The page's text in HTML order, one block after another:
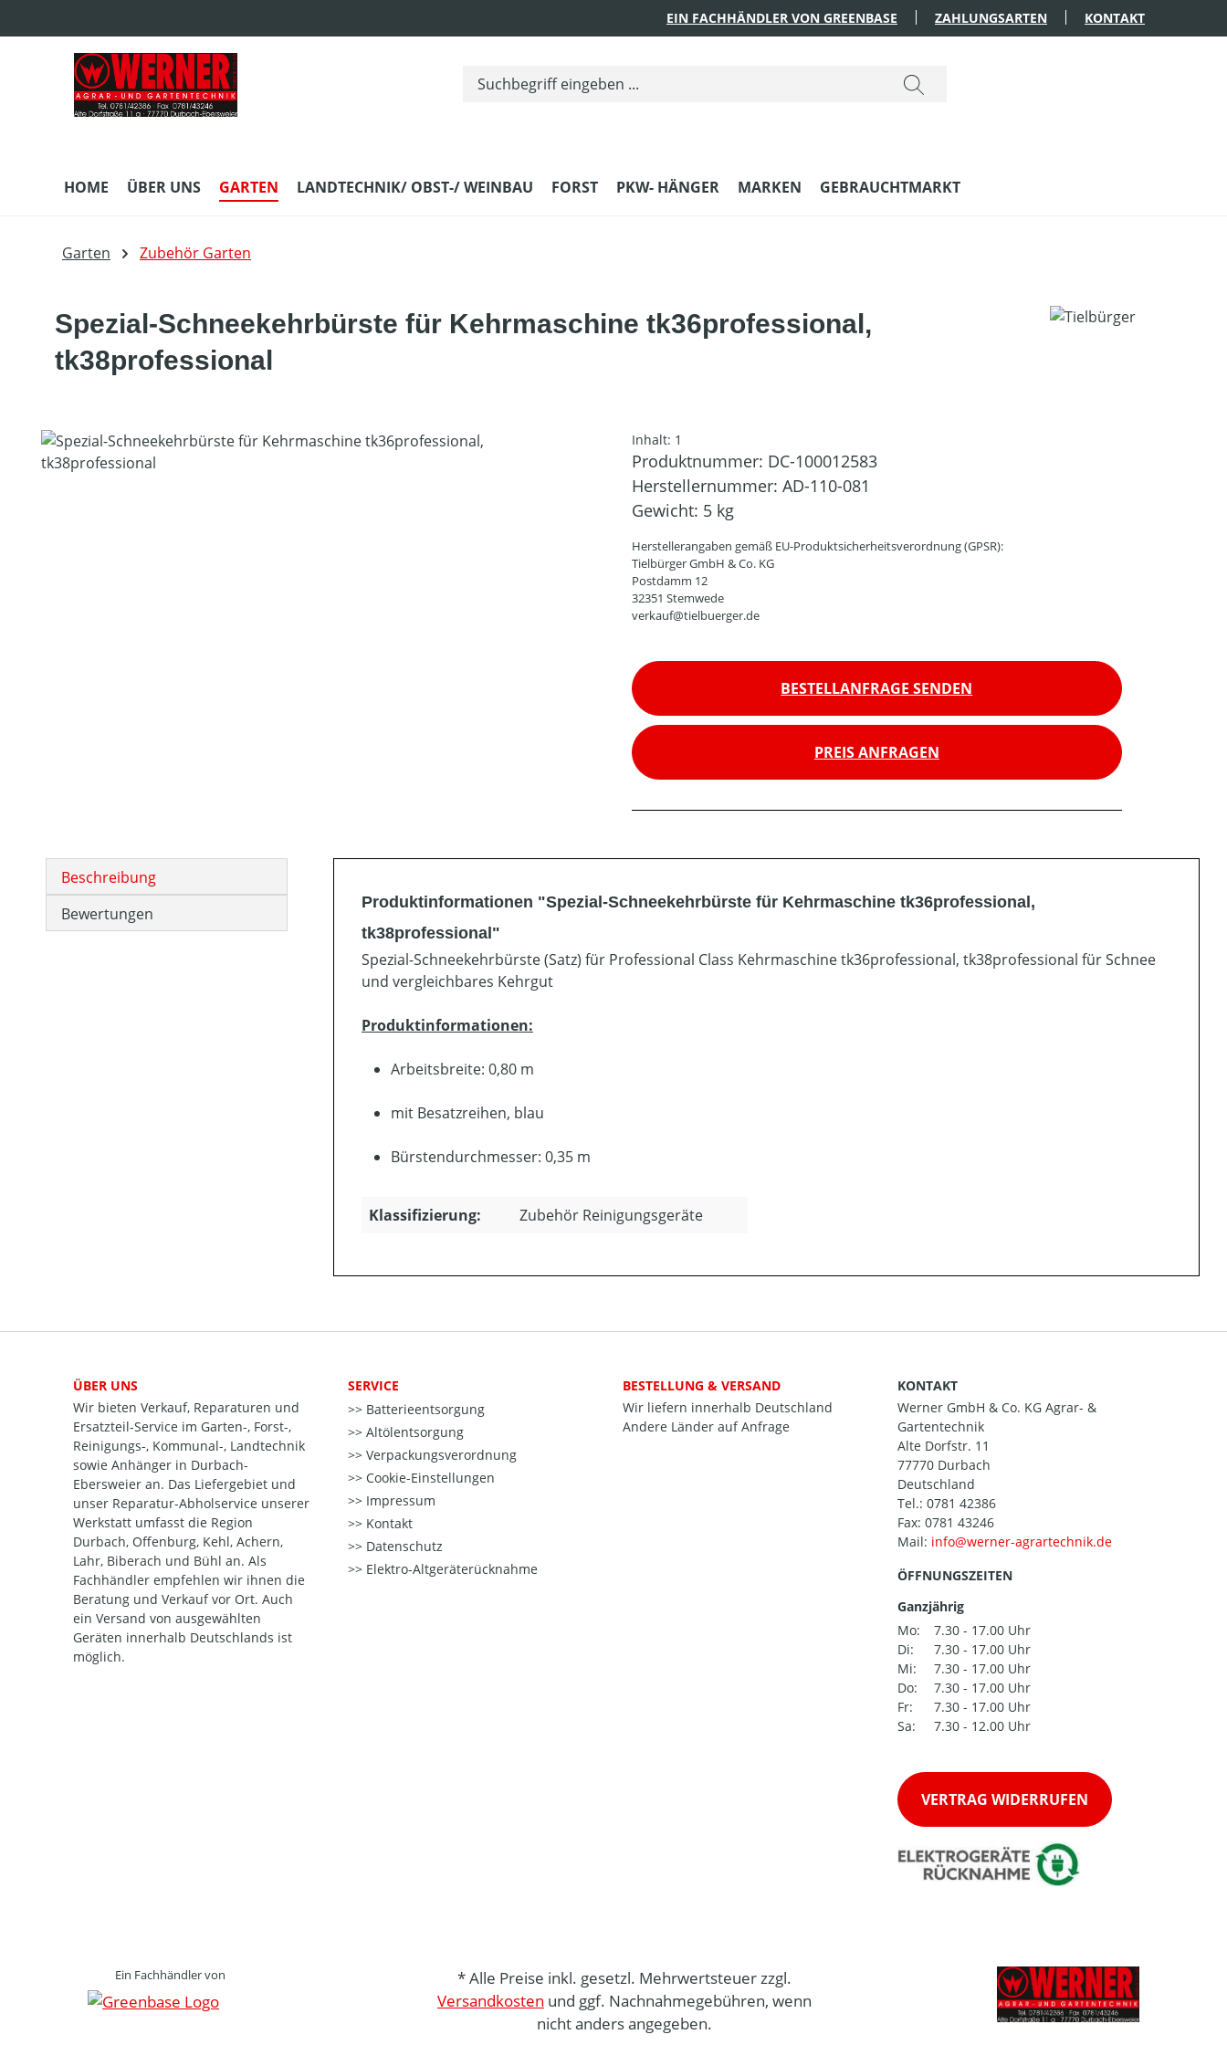
EIN FACHHÄNDLER VON GREENBASE ZAHLUNGSARTEN KONTAKT
HOME ÜBER UNS GARTEN LANDTECHNIK/ OBST-/ WEINBAU FORST PKW- HÄNGER MARKEN GEBRAUCHTMARKT
Garten Zubehör Garten
Spezial-Schneekehrbürste für Kehrmaschine tk36professional,
tk38professional
Bildergalerie überspringen Inhalt: 1
Produktnummer: DC-100012583
Herstellernummer: AD-110-081
Gewicht: 5 kg
Herstellerangaben gemäß EU-Produktsicherheitsverordnung (GPSR):
Tielbürger GmbH & Co. KG
Postdamm 12
32351 Stemwede
verkauf@tielbuerger.de
BESTELLANFRAGE SENDEN
PREIS ANFRAGEN
Beschreibung
Bewertungen
Produktinformationen "Spezial-Schneekehrbürste für Kehrmaschine tk36professional,
tk38professional"
Spezial-Schneekehrbürste (Satz) für Professional Class Kehrmaschine tk36professional, tk38professional für Schnee
und vergleichbares Kehrgut
Produktinformationen:
Arbeitsbreite: 0,80 m
mit Besatzreihen, blau
Bürstendurchmesser: 0,35 m
Klassifizierung: Zubehör Reinigungsgeräte
ÜBER UNS
Wir bieten Verkauf, Reparaturen und
Ersatzteil-Service im Garten-, Forst-,
Reinigungs-, Kommunal-, Landtechnik
sowie Anhänger in Durbach-
Ebersweier an. Das Liefergebiet und
unser Reparatur-Abholservice unserer
Werkstatt umfasst die Region
Durbach, Offenburg, Kehl, Achern,
Lahr, Biberach und Bühl an. Als
Fachhändler empfehlen wir ihnen die
Beratung und Verkauf vor Ort. Auch
ein Versand von ausgewählten
Geräten innerhalb Deutschlands ist
möglich.
SERVICE
Batterieentsorgung
Altölentsorgung
Verpackungsverordnung
Cookie-Einstellungen
Impressum
Kontakt
Datenschutz
Elektro-Altgeräterücknahme
BESTELLUNG & VERSAND
Wir liefern innerhalb Deutschland
Andere Länder auf Anfrage
KONTAKT
Werner GmbH & Co. KG Agrar- &
Gartentechnik
Alte Dorfstr. 11
77770 Durbach
Deutschland
Tel.: 0781 42386
Fax: 0781 43246
Mail:
ÖFFNUNGSZEITEN
Ganzjährig
Mo:
7.30 - 17.00 Uhr
Di:
7.30 - 17.00 Uhr
Mi:
7.30 - 17.00 Uhr
Do:
7.30 - 17.00 Uhr
Fr:
7.30 - 17.00 Uhr
Sa:
7.30 - 12.00 Uhr
VERTRAG WIDERRUFEN
Ein Fachhändler von
* Alle Preise inkl. gesetzl. Mehrwertsteuer zzgl.
Versandkosten und ggf. Nachnahmegebühren, wenn
nicht anders angegeben.